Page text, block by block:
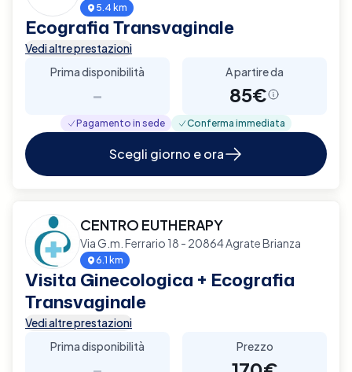
5.4 km
Ecografia Transvaginale
Vedi altre prestazioni
Prima disponibilità
-
A partire da
85€
Pagamento in sede Conferma immediata
Scegli giorno e ora
CENTRO EUTHERAPY
Via G.m. Ferrario 18 - 20864 Agrate Brianza
6.1 km
Visita Ginecologica + Ecografia
Transvaginale
Vedi altre prestazioni
Prima disponibilità
Prezzo